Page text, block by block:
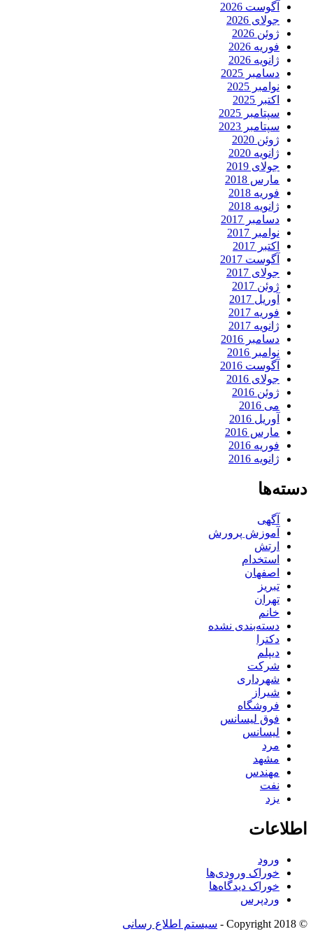
آگوست 2026
جولای 2026
ژوئن 2026
فوریه 2026
ژانویه 2026
دسامبر 2025
نوامبر 2025
اکتبر 2025
سپتامبر 2025
سپتامبر 2023
ژوئن 2020
ژانویه 2020
جولای 2019
مارس 2018
فوریه 2018
ژانویه 2018
دسامبر 2017
نوامبر 2017
اکتبر 2017
آگوست 2017
جولای 2017
ژوئن 2017
آوریل 2017
فوریه 2017
ژانویه 2017
دسامبر 2016
نوامبر 2016
آگوست 2016
جولای 2016
ژوئن 2016
می 2016
آوریل 2016
مارس 2016
فوریه 2016
ژانویه 2016
دسته‌ها
آگهی
آموزش پرورش
ارتش
استخدام
اصفهان
تبریز
تهران
خانم
دسته‌بندی نشده
دکترا
دیپلم
شرکت
شهرداری
شیراز
فروشگاه
فوق لیسانس
لیسانس
مرد
مشهد
مهندس
نفت
یزد
اطلاعات
ورود
خوراک ورودی‌ها
خوراک دیدگاه‌ها
وردپرس
© Copyright 2018 - سیستم اطلاع رسانی